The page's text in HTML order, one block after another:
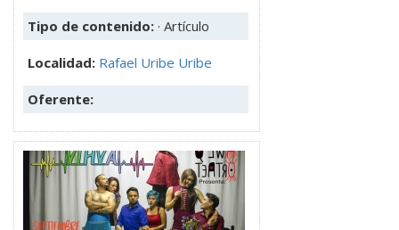
Tipo de contenido: · Artículo
Localidad: Rafael Uribe Uribe
Oferente: